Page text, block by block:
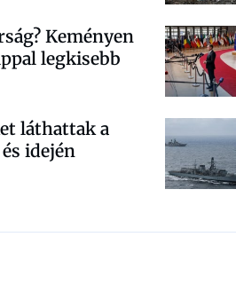
Keményen
legkisebb
láthattak a
idején